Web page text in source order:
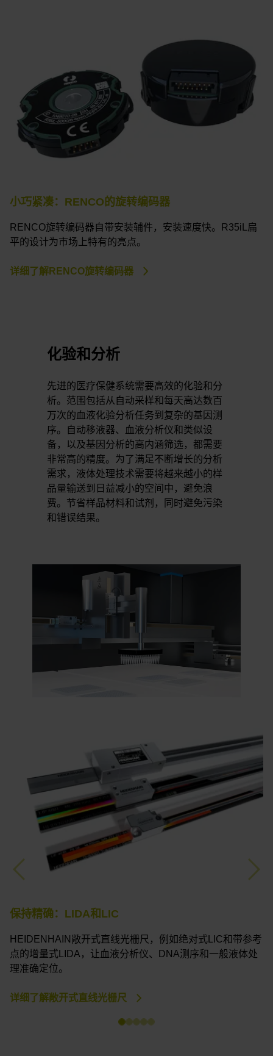
小巧紧凑：RENCO的旋转编码器
RENCO旋转编码器自带安装辅件，安装速度快。R35iL扁
平的设计为市场上特有的亮点。
详细了解RENCO旋转编码器
化验和分析
先进的医疗保健系统需要高效的化验和分
析。范围包括从自动采样和每天高达数百
万次的血液化验分析任务到复杂的基因测
序。自动移液器、血液分析仪和类似设
备，以及基因分析的高内涵筛选，都需要
非常高的精度。为了满足不断增长的分析
需求，液体处理技术需要将越来越小的样
品量输送到日益减小的空间中，避免浪
费。节省样品材料和试剂，同时避免污染
和错误结果。
保持精确：LIDA和LIC
HEIDENHAIN敞开式直线光栅尺，例如绝对式LIC和带参考
点的增量式LIDA，让血液分析仪、DNA测序和一般液体处
理准确定位。
详细了解敞开式直线光栅尺
Previous Next